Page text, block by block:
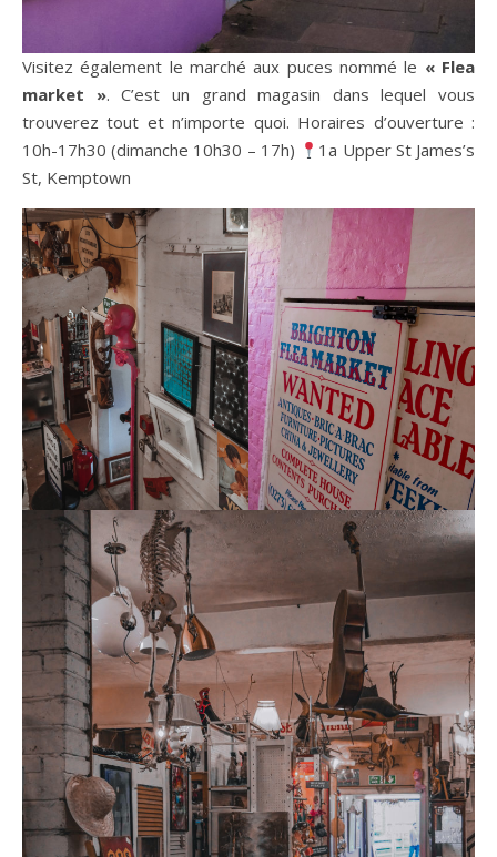
Visitez également le marché aux puces nommé le « Flea
market ». C’est un grand magasin dans lequel vous
trouverez tout et n’importe quoi. Horaires d’ouverture :
10h-17h30 (dimanche 10h30 – 17h)
1a Upper St James’s
St, Kemptown